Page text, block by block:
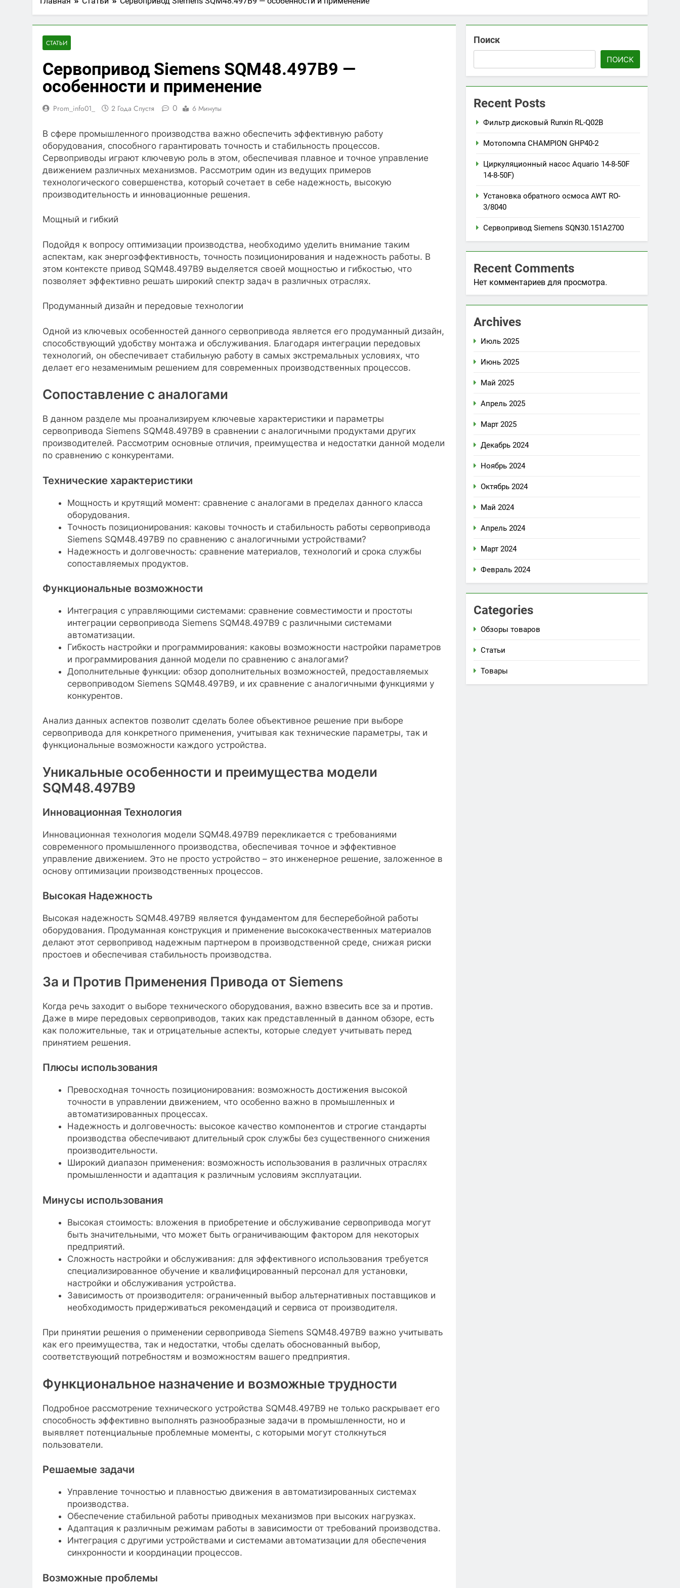
СТАТЬИ
Сервопривод Siemens SQM48.497B9 —
особенности и применение
Prom_info01_ 2 Года Спустя 0 6 Минуты
В сфере промышленного производства важно обеспечить эффективную работу
оборудования, способного гарантировать точность и стабильность процессов.
Сервоприводы играют ключевую роль в этом, обеспечивая плавное и точное управление
движением различных механизмов. Рассмотрим один из ведущих примеров
технологического совершенства, который сочетает в себе надежность, высокую
производительность и инновационные решения.
Мощный и гибкий
Подойдя к вопросу оптимизации производства, необходимо уделить внимание таким
аспектам, как энергоэффективность, точность позиционирования и надежность работы. В
этом контексте привод SQM48.497B9 выделяется своей мощностью и гибкостью, что
позволяет эффективно решать широкий спектр задач в различных отраслях.
Продуманный дизайн и передовые технологии
Одной из ключевых особенностей данного сервопривода является его продуманный дизайн,
способствующий удобству монтажа и обслуживания. Благодаря интеграции передовых
технологий, он обеспечивает стабильную работу в самых экстремальных условиях, что
делает его незаменимым решением для современных производственных процессов.
Сопоставление с аналогами
В данном разделе мы проанализируем ключевые характеристики и параметры
сервопривода Siemens SQM48.497B9 в сравнении с аналогичными продуктами других
производителей. Рассмотрим основные отличия, преимущества и недостатки данной модели
по сравнению с конкурентами.
Технические характеристики
Мощность и крутящий момент: сравнение с аналогами в пределах данного класса
оборудования.
Точность позиционирования: каковы точность и стабильность работы сервопривода
Siemens SQM48.497B9 по сравнению с аналогичными устройствами?
Надежность и долговечность: сравнение материалов, технологий и срока службы
сопоставляемых продуктов.
Функциональные возможности
Интеграция с управляющими системами: сравнение совместимости и простоты
интеграции сервопривода Siemens SQM48.497B9 с различными системами
автоматизации.
Гибкость настройки и программирования: каковы возможности настройки параметров
и программирования данной модели по сравнению с аналогами?
Дополнительные функции: обзор дополнительных возможностей, предоставляемых
сервоприводом Siemens SQM48.497B9, и их сравнение с аналогичными функциями у
конкурентов.
Анализ данных аспектов позволит сделать более объективное решение при выборе
сервопривода для конкретного применения, учитывая как технические параметры, так и
функциональные возможности каждого устройства.
Уникальные особенности и преимущества модели
SQM48.497B9
Инновационная Технология
Инновационная технология модели SQM48.497B9 перекликается с требованиями
современного промышленного производства, обеспечивая точное и эффективное
управление движением. Это не просто устройство – это инженерное решение, заложенное в
основу оптимизации производственных процессов.
Высокая Надежность
Высокая надежность SQM48.497B9 является фундаментом для бесперебойной работы
оборудования. Продуманная конструкция и применение высококачественных материалов
делают этот сервопривод надежным партнером в производственной среде, снижая риски
простоев и обеспечивая стабильность производства.
За и Против Применения Привода от Siemens
Когда речь заходит о выборе технического оборудования, важно взвесить все за и против.
Даже в мире передовых сервоприводов, таких как представленный в данном обзоре, есть
как положительные, так и отрицательные аспекты, которые следует учитывать перед
принятием решения.
Плюсы использования
Превосходная точность позиционирования: возможность достижения высокой
точности в управлении движением, что особенно важно в промышленных и
автоматизированных процессах.
Надежность и долговечность: высокое качество компонентов и строгие стандарты
производства обеспечивают длительный срок службы без существенного снижения
производительности.
Широкий диапазон применения: возможность использования в различных отраслях
промышленности и адаптация к различным условиям эксплуатации.
Минусы использования
Высокая стоимость: вложения в приобретение и обслуживание сервопривода могут
быть значительными, что может быть ограничивающим фактором для некоторых
предприятий.
Сложность настройки и обслуживания: для эффективного использования требуется
специализированное обучение и квалифицированный персонал для установки,
настройки и обслуживания устройства.
Зависимость от производителя: ограниченный выбор альтернативных поставщиков и
необходимость придерживаться рекомендаций и сервиса от производителя.
При принятии решения о применении сервопривода Siemens SQM48.497B9 важно учитывать
как его преимущества, так и недостатки, чтобы сделать обоснованный выбор,
соответствующий потребностям и возможностям вашего предприятия.
Функциональное назначение и возможные трудности
Подробное рассмотрение технического устройства SQM48.497B9 не только раскрывает его
способность эффективно выполнять разнообразные задачи в промышленности, но и
выявляет потенциальные проблемные моменты, с которыми могут столкнуться
пользователи.
Решаемые задачи
Управление точностью и плавностью движения в автоматизированных системах
производства.
Обеспечение стабильной работы приводных механизмов при высоких нагрузках.
Адаптация к различным режимам работы в зависимости от требований производства.
Интеграция с другими устройствами и системами автоматизации для обеспечения
синхронности и координации процессов.
Возможные проблемы
Поиск
ПОИСК
Recent Posts
Фильтр дисковый Runxin RL-Q02B
Мотопомпа CHAMPION GHP40-2
Циркуляционный насос Aquario 14-8-50F
14-8-50F)
Установка обратного осмоса AWT RO-
3/8040
Сервопривод Siemens SQN30.151A2700
Recent Comments
Нет комментариев для просмотра.
Archives
Июль 2025
Июнь 2025
Май 2025
Апрель 2025
Март 2025
Декабрь 2024
Ноябрь 2024
Октябрь 2024
Май 2024
Апрель 2024
Март 2024
Февраль 2024
Categories
Обзоры товаров
Статьи
Товары